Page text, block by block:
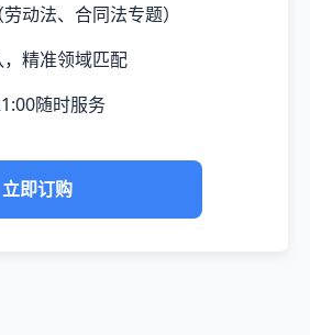
动法、合同法专题）
精准领域匹配
随时服务
立即订购